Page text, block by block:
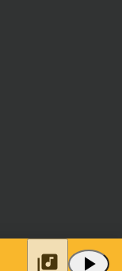
play_arrow
library_music